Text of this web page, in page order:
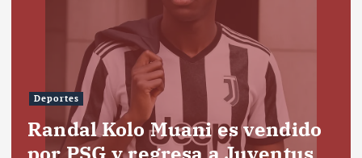
Deportes
Randal Kolo Muani es vendido